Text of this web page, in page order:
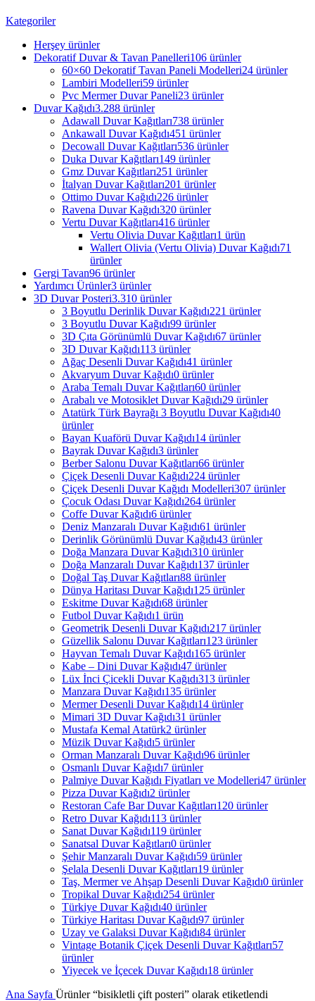
Kategoriler
Herşey ürünler
Dekoratif Duvar & Tavan Panelleri106 ürünler
60×60 Dekoratif Tavan Paneli Modelleri24 ürünler
Lambiri Modelleri59 ürünler
Pvc Mermer Duvar Paneli23 ürünler
Duvar Kağıdı3.288 ürünler
Adawall Duvar Kağıtları738 ürünler
Ankawall Duvar Kağıdı451 ürünler
Decowall Duvar Kağıtları536 ürünler
Duka Duvar Kağıtları149 ürünler
Gmz Duvar Kağıtları251 ürünler
İtalyan Duvar Kağıtları201 ürünler
Ottimo Duvar Kağıdı226 ürünler
Ravena Duvar Kağıdı320 ürünler
Vertu Duvar Kağıtları416 ürünler
Vertu Olivia Duvar Kağıtları1 ürün
Wallert Olivia (Vertu Olivia) Duvar Kağıdı71
ürünler
Gergi Tavan96 ürünler
Yardımcı Ürünler3 ürünler
3D Duvar Posteri3.310 ürünler
3 Boyutlu Derinlik Duvar Kağıdı221 ürünler
3 Boyutlu Duvar Kağıdı99 ürünler
3D Çıta Görünümlü Duvar Kağıdı67 ürünler
3D Duvar Kağıdı113 ürünler
Ağaç Desenli Duvar Kağıdı41 ürünler
Akvaryum Duvar Kağıdı0 ürünler
Araba Temalı Duvar Kağıtları60 ürünler
Arabalı ve Motosiklet Duvar Kağıdı29 ürünler
Atatürk Türk Bayrağı 3 Boyutlu Duvar Kağıdı40
ürünler
Bayan Kuaförü Duvar Kağıdı14 ürünler
Bayrak Duvar Kağıdı3 ürünler
Berber Salonu Duvar Kağıtları66 ürünler
Çiçek Desenli Duvar Kağıdı224 ürünler
Çiçek Desenli Duvar Kağıdı Modelleri307 ürünler
Çocuk Odası Duvar Kağıdı264 ürünler
Coffe Duvar Kağıdı6 ürünler
Deniz Manzaralı Duvar Kağıdı61 ürünler
Derinlik Görünümlü Duvar Kağıdı43 ürünler
Doğa Manzara Duvar Kağıdı310 ürünler
Doğa Manzaralı Duvar Kağıdı137 ürünler
Doğal Taş Duvar Kağıtları88 ürünler
Dünya Haritası Duvar Kağıdı125 ürünler
Eskitme Duvar Kağıdı68 ürünler
Futbol Duvar Kağıdı1 ürün
Geometrik Desenli Duvar Kağıdı217 ürünler
Güzellik Salonu Duvar Kağıtları123 ürünler
Hayvan Temalı Duvar Kağıdı165 ürünler
Kabe – Dini Duvar Kağıdı47 ürünler
Lüx İnci Çicekli Duvar Kağıdı313 ürünler
Manzara Duvar Kağıdı135 ürünler
Mermer Desenli Duvar Kağıdı14 ürünler
Mimari 3D Duvar Kağıdı31 ürünler
Mustafa Kemal Atatürk2 ürünler
Müzik Duvar Kağıdı5 ürünler
Orman Manzaralı Duvar Kağıdı96 ürünler
Osmanlı Duvar Kağıdı7 ürünler
Palmiye Duvar Kağıdı Fiyatları ve Modelleri47 ürünler
Pizza Duvar Kağıdı2 ürünler
Restoran Cafe Bar Duvar Kağıtları120 ürünler
Retro Duvar Kağıdı113 ürünler
Sanat Duvar Kağıdı119 ürünler
Sanatsal Duvar Kağıtları0 ürünler
Şehir Manzaralı Duvar Kağıdı59 ürünler
Şelala Desenli Duvar Kağıtları19 ürünler
Taş, Mermer ve Ahşap Desenli Duvar Kağıdı0 ürünler
Tropikal Duvar Kağıdı254 ürünler
Türkiye Duvar Kağıdı40 ürünler
Türkiye Haritası Duvar Kağıdı97 ürünler
Uzay ve Galaksi Duvar Kağıdı84 ürünler
Vintage Botanik Çiçek Desenli Duvar Kağıtları57
ürünler
Yiyecek ve İçecek Duvar Kağıdı18 ürünler
Ana Sayfa Ürünler “bisikletli çift posteri” olarak etiketlendi